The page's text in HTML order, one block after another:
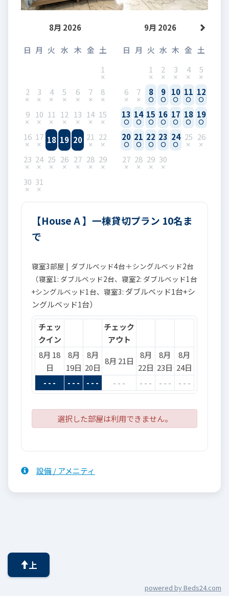
8月 2026
日 月 火 水 木 金 土
1
2 3 4 5 6 7 8
9 10 11 12 13 14 15
16 17 18 19 20 21 22
23 24 25 26 27 28 29
30 31
9月 2026
日 月 火 水 木 金 土
1
2 3 4 5
6 7 8 9 10 11 12
13 14 15 16 17 18 19
20 21 22 23 24 25 26
27 28 29 30
【House A 】一棟貸切プラン 10名ま
で
寝室3部屋 | ダブルベッド4台＋シングルベッド2台
（寝室1: ダブルベッド2台、寝室2: ダブルベッド1台
+シングルベッド1台、寝室3: ダブルベッド1台+シ
ングルベッド1台）
チェッ
クイン
チェック
アウト
8月 18
日
8月
19日
8月
20日
8月 21日
8月
22日
8月
23日
8月
24日
- - -
- - - - - - - - - - - - - - - - - -
選択した部屋は利用できません。
設備 / アメニティ
上
powered by Beds24.com